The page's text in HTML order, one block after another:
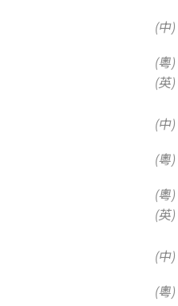
(中)
(粵)
(英)
(中)
(粵)
(粵)
(英)
(中)
(粵)